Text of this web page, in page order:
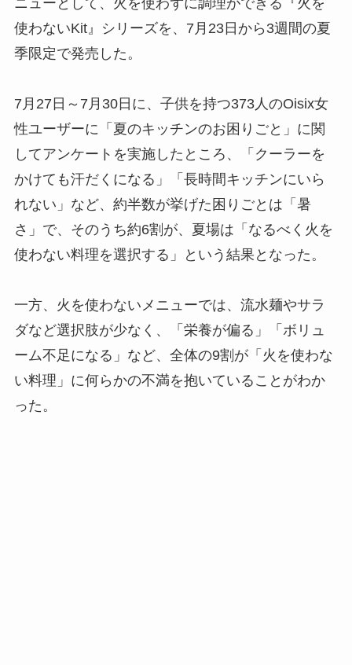
使わないKit』シリーズを、7月23日から3週間の夏
季限定で発売した。
7月27日～7月30日に、子供を持つ373人のOisix女
性ユーザーに「夏のキッチンのお困りごと」に関
してアンケートを実施したところ、「クーラーを
かけても汗だくになる」「長時間キッチンにいら
れない」など、約半数が挙げた困りごとは「暑
さ」で、そのうち約6割が、夏場は「なるべく火を
使わない料理を選択する」という結果となった。
一方、火を使わないメニューでは、流水麺やサラ
ダなど選択肢が少なく、「栄養が偏る」「ボリュ
ーム不足になる」など、全体の9割が「火を使わな
い料理」に何らかの不満を抱いていることがわか
った。